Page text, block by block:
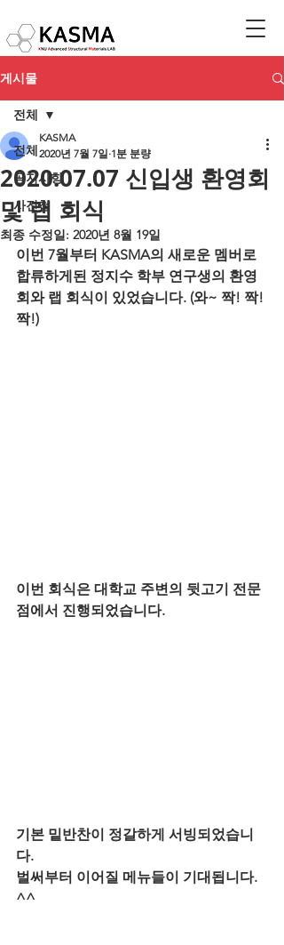
게시물
전체
공지사항
사진첩
전체
2020.07.07 신입생 환영회
및 랩 회식
KASMA
2020년 7월 7일 1분 분량
최종 수정일: 2020년 8월 19일
이번 7월부터 KASMA의 새로운 멤버로
합류하게된 정지수 학부 연구생의 환영
회와 랩 회식이 있었습니다. (와~ 짝! 짝!
짝!)
이번 회식은 대학교 주변의 뒷고기 전문
점에서 진행되었습니다.
기본 밑반찬이 정갈하게 서빙되었습니
다.
벌써부터 이어질 메뉴들이 기대됩니다.
^^